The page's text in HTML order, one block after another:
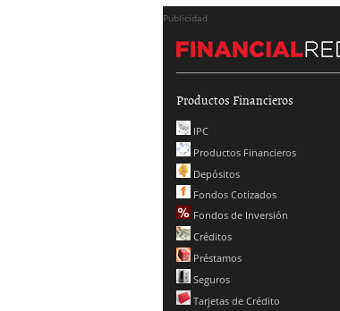
Publicidad
Productos Financieros
IPC
Productos Financieros
Depósitos
Fondos Cotizados
Fondos de Inversión
Créditos
Préstamos
Seguros
Tarjetas de Crédito